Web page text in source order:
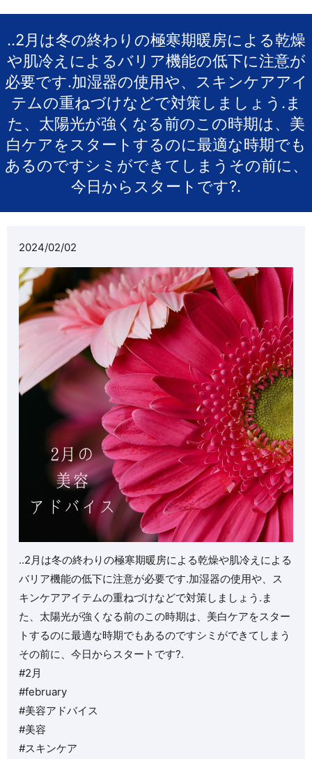
..2月は冬の終わりの極寒期️暖房による乾燥
や肌冷えによるバリア機能の低下に注意が
必要です.加湿器の使用や、スキンケアアイ
テムの重ねづけなどで対策しましょう️.ま
た、太陽光が強くなる前のこの時期は、美
白ケアをスタートするのに最適な時期でも
あるのですシミができてしまうその前に、
今日からスタートです?.
2024/02/02
..2月は冬の終わりの極寒期️暖房による乾燥や肌冷えによる
バリア機能の低下に注意が必要です.加湿器の使用や、ス
キンケアアイテムの重ねづけなどで対策しましょう️.ま
た、太陽光が強くなる前のこの時期は、美白ケアをスター
トするのに最適な時期でもあるのですシミができてしまう
その前に、今日からスタートです?.
#2月
#february
#美容アドバイス
#美容
#スキンケア